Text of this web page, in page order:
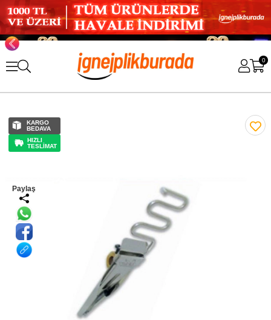
0
KARGO
BEDAVA
HIZLI
TESLİMAT
Paylaş